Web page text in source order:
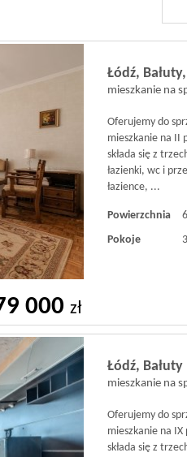
Łódź, Bałuty,
mieszkanie na
Oferujemy do
mieszkanie na II
składa się z
łazienki, wc i
łazience, ...
Powierzchnia
Pokoje
000 zł
Łódź, Bałuty
mieszkanie na
Oferujemy do
mieszkanie na
składa się z